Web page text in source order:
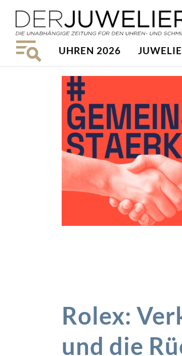
UHREN 2026
Rolex:
und die